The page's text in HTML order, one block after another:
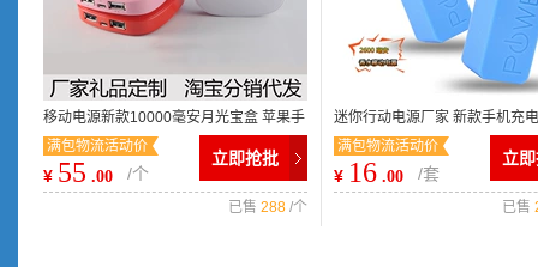
移动电源新款10000毫安月光宝盒 苹果手
机充电宝厂家礼品定制LOGO
满包物流活动价
¥ 55 .00 /个
立即抢批
已售 288 /个
迷你行动电源厂家 新款手机充
发 2600毫安香水移动电源
满包物流活动价
¥ 16 .00 /套
立
已售